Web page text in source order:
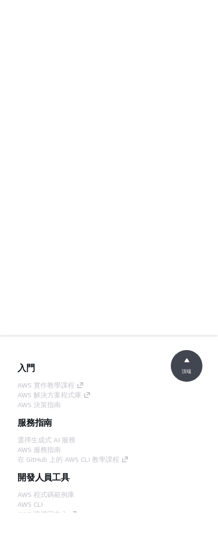
入門
AWS 實作教學課程
AWS 解決方案程式庫
AWS 決策指南
服務指南
選擇生成式 AI 服務
AWS 服務指南
在 GitHub 上的 AWS CLI 教學課程
開發人員工具
AWS 程式碼範例庫
AWS CLI
AWS 建構家中心
頂端